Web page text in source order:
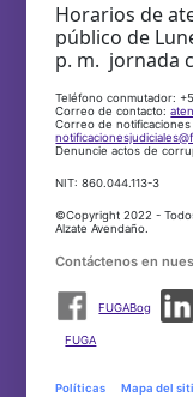
Horarios de
público de
p. m. jornada
Teléfono conmutador:
Correo de contacto:
Correo de notificaciones
Denuncie actos de
NIT: 860.044.113-3
©Copyright 2022 -
Alzate Avendaño.
Contáctenos en
FUGABog
FUGA
Políticas Mapa del